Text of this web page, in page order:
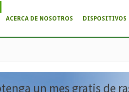
ACERCA DE NOSOTROS DISPOSITIVOS
un mes gratis de